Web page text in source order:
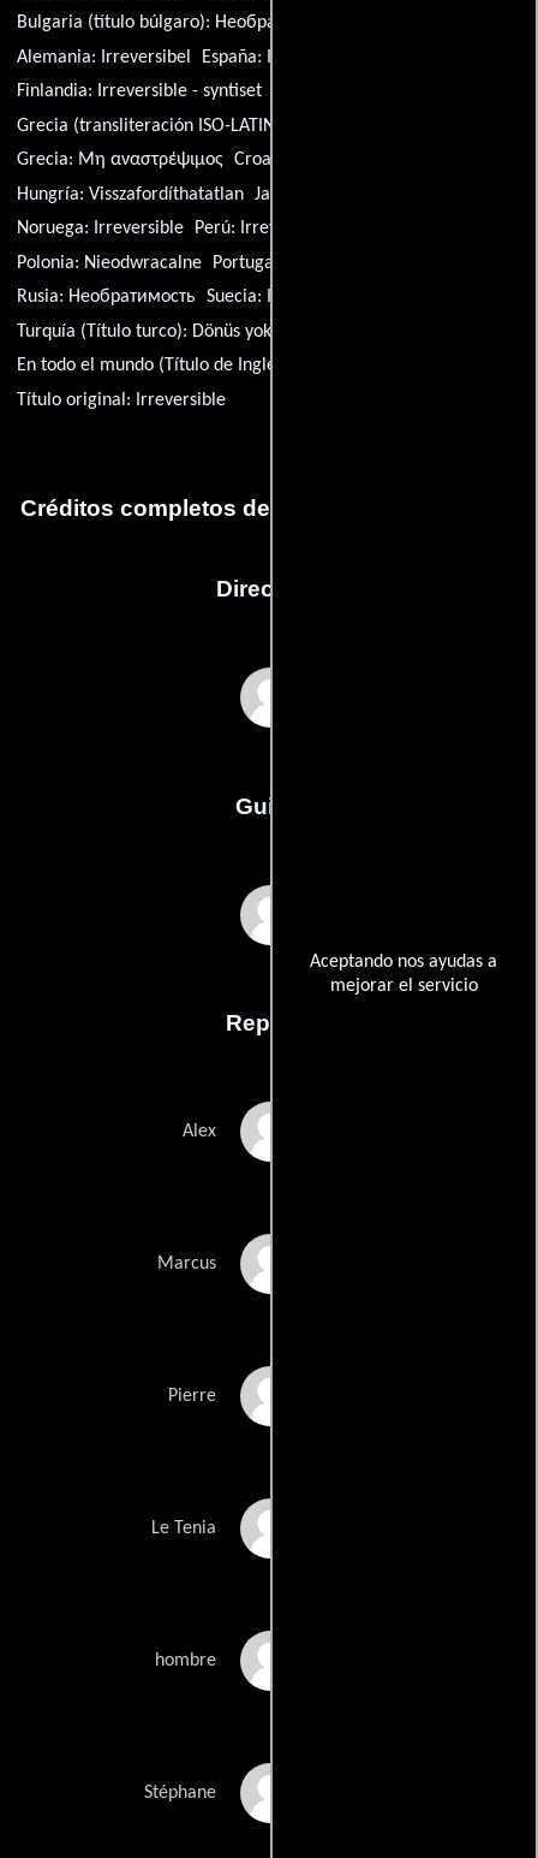
Aceptando nos ayudas a
mejorar el servicio
Bulgaria (título búlgaro): Необратимо
Alemania:
Irreversibel España:
Finlandia:
Irreversible - syntiset
Grecia (transliteración ISO-LATIN-1):
Grecia: Μη αναστρέψιμος Croacia:
Hungría:Visszafordíthatatlan Japón (título en inglés):
Noruega:
Irreversible Perú:
Irreversible
Polonia: Nieodwracalne Portugal:
Rusia: Необратимость Suecia: Irreversible
Turquía (Título turco): Dönüs yok
En todo el mundo (Título de Inglés):
Título original:
Irreversible
Créditos completos de la película Irreversible
Dirección
Guión
Reparto
Alex
Marcus
Pierre
Le Tenia
hombre
Stéphane